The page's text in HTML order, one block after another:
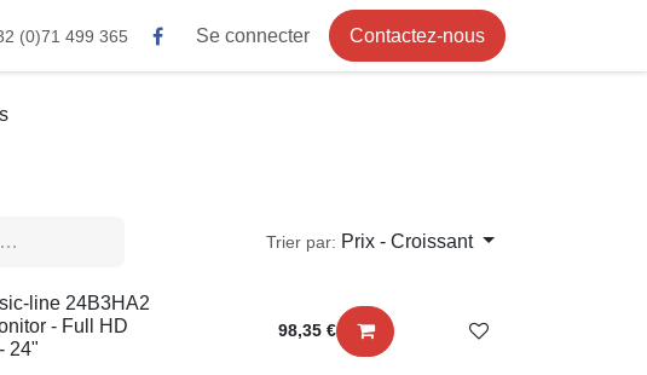
499 365 Se connecter Contactez-nous
Trier par: Prix - Croissant
line 24B3HA2
- Full HD
24"
98,35 €